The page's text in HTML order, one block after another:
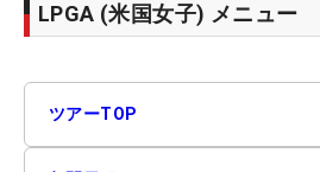
LPGA (米国女子) メニュー
ツアーTOP